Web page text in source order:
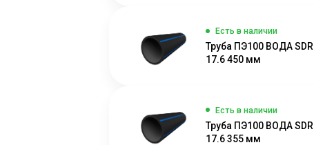
Есть в наличии
Труба ПЭ100 ВОДА SDR
17.6 450 мм
Есть в наличии
Труба ПЭ100 ВОДА SDR
17.6 355 мм